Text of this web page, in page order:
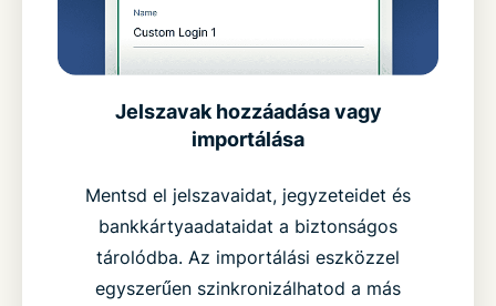
Jelszavak hozzáadása vagy
importálása
Mentsd el jelszavaidat, jegyzeteidet és
bankkártyaadataidat a biztonságos
tárolódba. Az importálási eszközzel
egyszerűen szinkronizálhatod a más